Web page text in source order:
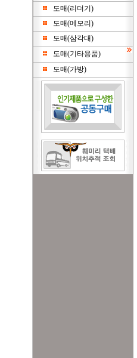
도매(리더기)
도매(메모리)
도매(삼각대)
도매(기타용품)
도매(가방)